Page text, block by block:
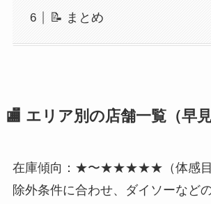
📝 まとめ
🏬 エリア別の店舗一覧（早見
在庫傾向：★〜★★★★★（体感目
除外条件に合わせ、ダイソーなど